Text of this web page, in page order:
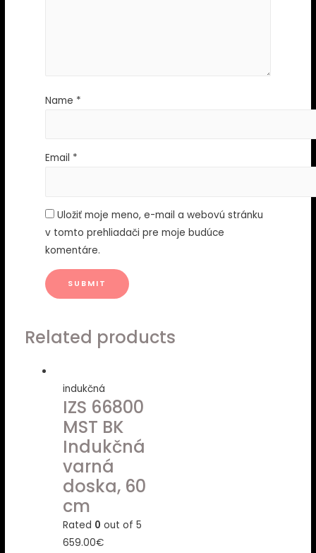
Name *
Email *
Uložiť moje meno, e-mail a webovú stránku
v tomto prehliadači pre moje budúce
komentáre.
Related products
indukčná
IZS 66800
MST BK
Indukčná
varná
doska, 60
cm
Rated 0 out of 5
659.00€